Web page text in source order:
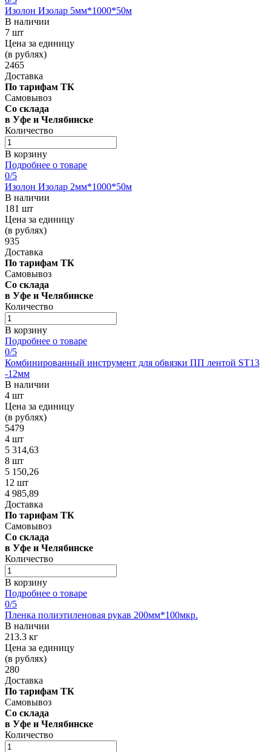
Изолон Изолар 5мм*1000*50м
В наличии
7 шт
Цена за единицу
(в рублях)
2465
Доставка
По тарифам ТК
Самовывоз
Со склада
в Уфе и Челябинске
Количество
В корзину
Подробнее о товаре
0/5
Изолон Изолар 2мм*1000*50м
В наличии
181 шт
Цена за единицу
(в рублях)
935
Доставка
По тарифам ТК
Самовывоз
Со склада
в Уфе и Челябинске
Количество
В корзину
Подробнее о товаре
0/5
Комбинированный инструмент для обвязки ПП лентой ST13
-12мм
В наличии
4 шт
Цена за единицу
(в рублях)
5479
4 шт
5 314,63
8 шт
5 150,26
12 шт
4 985,89
Доставка
По тарифам ТК
Самовывоз
Со склада
в Уфе и Челябинске
Количество
В корзину
Подробнее о товаре
0/5
Пленка полиэтиленовая рукав 200мм*100мкр.
В наличии
213.3 кг
Цена за единицу
(в рублях)
280
Доставка
По тарифам ТК
Самовывоз
Со склада
в Уфе и Челябинске
Количество